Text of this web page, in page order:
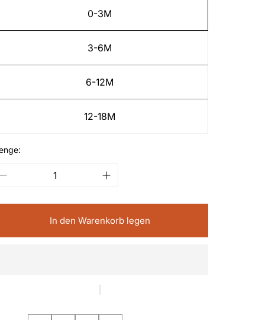
0-3M
3-6M
6-12M
12-18M
In den Warenkorb legen